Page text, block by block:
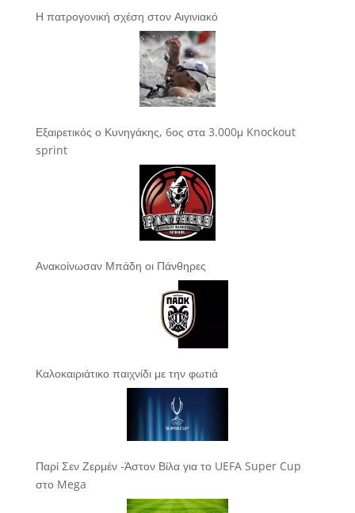
Η πατρογονική σχέση στον Αιγινιακό
Εξαιρετικός ο Κυνηγάκης, 6ος στα 3.000μ Knockout
sprint
Ανακοίνωσαν Μπάδη οι Πάνθηρες
Καλοκαιριάτικο παιχνίδι με την φωτιά
Παρί Σεν Ζερμέν -Άστον Βίλα για το UEFA Super Cup
στο Mega